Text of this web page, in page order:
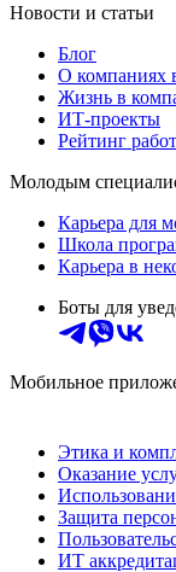
Новости и статьи
Блог
О компаниях
Жизнь в
ИТ-проекты
Рейтинг
Молодым
Карьера для
Школа
Карьера в
Боты для
Мобильное
Этика и
Оказание
Защита
ИТ